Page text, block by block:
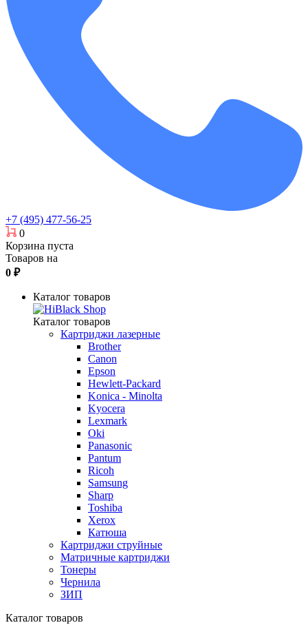
+7 (495) 477-56-25
0
Корзина пуста
Товаров на
0 ₽
Каталог товаров
Каталог товаров
Картриджи лазерные
Brother
Canon
Epson
Hewlett-Packard
Konica - Minolta
Kyocera
Lexmark
Oki
Panasonic
Pantum
Ricoh
Samsung
Sharp
Toshiba
Xerox
Катюша
Картриджи струйные
Матричные картриджи
Тонеры
Чернила
ЗИП
Каталог товаров